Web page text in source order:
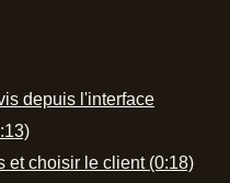
depuis l'interface
et choisir le client (0:18)